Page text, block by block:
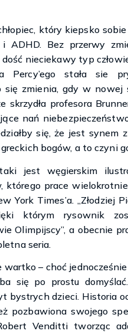
który kiepsko
ADHD. Bez przerwy
nieciekawy typ
Percy’ego stała sie
się zmienia, gdy w nowej
skrzydła profesora
nań
się, że jest synem
bogów, a to czyni
jest węgierskim
którego prace
York Times’a. „Złodziej
którym rysownik
Olimpijscy”, a obecnie
seria.
– choć
się po prostu
bystrych dzieci. Historia
pozbawiona swojego
Venditti tworząc